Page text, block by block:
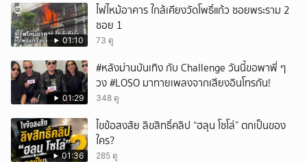
01:10
ไฟไหม้อาคาร ใกล้เคียงวัดโพธิ์แก้ว ซอยพระราม 2
ซอย 1
73 ดู
01:29
#หลังม่านบันเทิง กับ Challenge วันนี้ขอพาพี่ ๆ
วง #LOSO มาทายเพลงจากเสียงอินโทรกัน!
348 ดู
01:36
ไขข้อสงสัย ลิขสิทธิ์คลิป “ฮลุน โซโล่” ตกเป็นของ
ใคร?
285 ดู